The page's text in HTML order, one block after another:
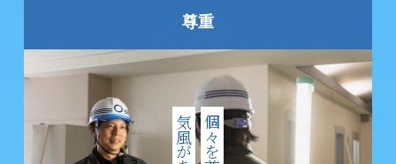
尊重